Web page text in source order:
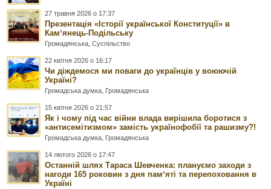
27 травня 2026 о 17:37
Презентація «Історії української Конституції» в
Камʼянець-Подільську
Громадянська ,Суспільство
22 квітня 2026 о 16:17
Чи діждемося ми поваги до українців у воюючій
Україні?
Громадська думка Громадянська
15 квітня 2026 о 21:57
Як і чому під час війни влада вирішила боротися з
«антисемітизмом» замість українофобії та рашизму?!
Громадська думка Громадянська
14 лютого 2026 о 17:47
Останній шлях Тараса Шевченка: плануємо заходи з
нагоди 165 роковин з дня памʼяті та перепоховання в
Україні